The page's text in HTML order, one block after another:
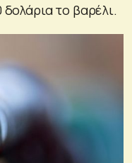
το βαρέλι.